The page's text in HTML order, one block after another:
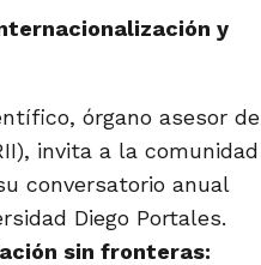
y
órgano asesor de
invita a la comunidad
conversatorio anual
Diego Portales.
sin fronteras: